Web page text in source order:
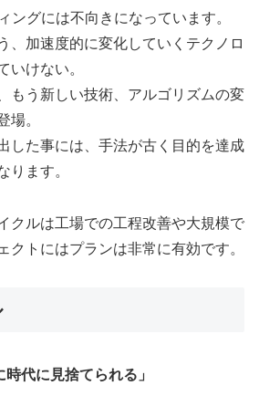
ングには不向きになっています。
、加速度的に変化していくテクノロ
いけない。
もう新しい技術、アルゴリズムの変
場。
した事には、手法が古く目的を達成
ります。
クルは工場での工程改善や大規模で
クトにはプランは非常に有効です。
時代に見捨てられる」